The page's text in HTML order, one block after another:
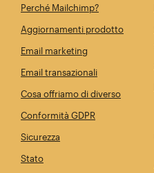
Perché Mailchimp?
Aggiornamenti prodotto
Email marketing
Email transazionali
Cosa offriamo di diverso
Conformità GDPR
Sicurezza
Stato